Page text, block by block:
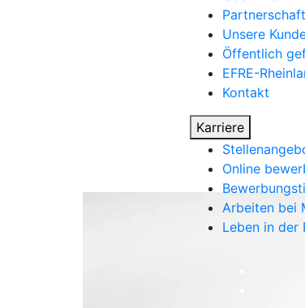
Unsere
Öffentlich
EFRE-
Kontakt
Karriere
Online
Arbeiten bei
Leben in der